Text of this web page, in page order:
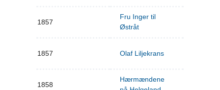
1857
Fru Inger til
Østråt
1857 Olaf Liljekrans
1858
Hærmændene